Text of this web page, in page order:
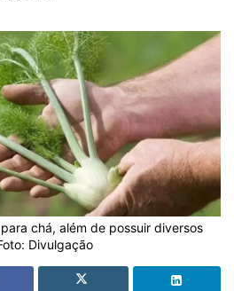
chá, além de possuir diversos
Divulgação